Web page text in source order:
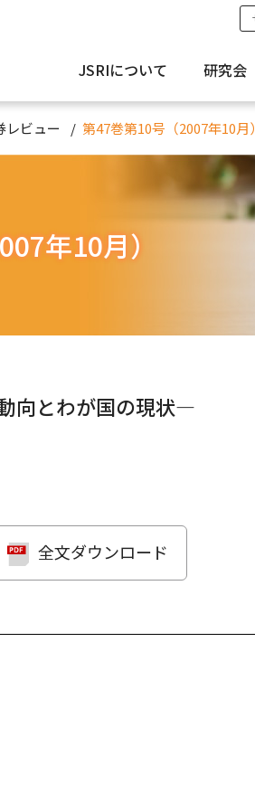
JSRIについて 研究会
レビュー 第47巻第10号（2007年10月）
年10月）
向とわが国の現状―
全文ダウンロード